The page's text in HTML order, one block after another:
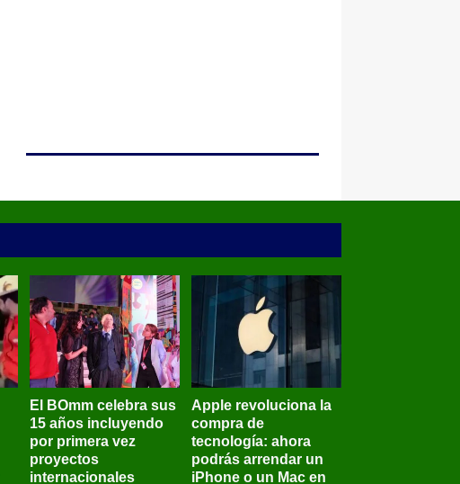
El BOmm celebra sus
15 años incluyendo
por primera vez
proyectos
internacionales
Apple revoluciona la
compra de
tecnología: ahora
podrás arrendar un
iPhone o un Mac en